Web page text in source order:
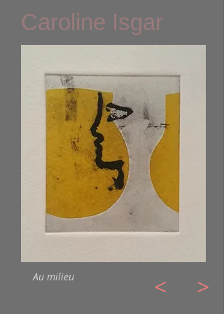
Caroline Isgar
Au milieu < >